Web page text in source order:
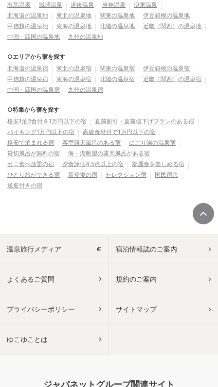
有馬温泉 城崎温泉 道後温泉 昼神温泉
伊東温泉
北海道の温泉地
東北の温泉地 関東の温泉地
伊豆箱根の温泉地
甲信越の温泉地
東海の温泉地 北陸の温泉地
近畿（関西）の温泉地
中国・四国の温泉地
九州の温泉地
○エリアから宿を探す
北海道の温泉宿
東北の温泉宿 関東の温泉宿
伊豆箱根の温泉宿
甲信越の温泉宿
東海の温泉宿 北陸の温泉宿
近畿（関西）の温泉宿
中国・四国の温泉宿
九州の温泉宿
○特集から宿を探す
格安1泊2食付き1万円以下の宿
直前割引・直前値下げプランのある宿
バイキング1万円以下の宿
高級食材付で1万円以下の宿
格安で泊まれる宿
客室露天風呂のある宿
にごり湯の温泉宿
貸切風呂が無料の宿
海・湖眺望の露天風呂がある宿
カニ食べ放題の宿
夕食評価4.5点以上の宿
部屋食を楽しめる宿
ひとり旅ができる宿
新登場の宿 セレクション宿
国民宿舎
送迎付きの宿
温泉旅行メディア 宿泊情報誌のご案内
よくあるご質問 規約のご案内
プライバシーポリシー サイトマップ
ゆこゆことは
ジャパネットグループ関連サイト